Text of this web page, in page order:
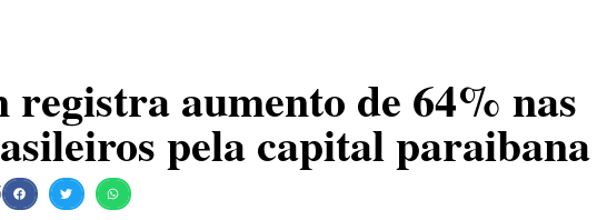
registra aumento de 64% nas
pela capital paraibana